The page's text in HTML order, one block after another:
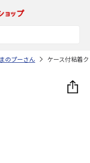
のプーさん ケース付粘着